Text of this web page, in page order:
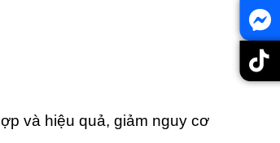
và hiệu quả, giảm nguy cơ